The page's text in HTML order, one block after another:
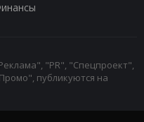
"PR", "Спецпроект",
публикуются на